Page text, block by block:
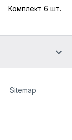
Комплект 6 шт.
Sitemap